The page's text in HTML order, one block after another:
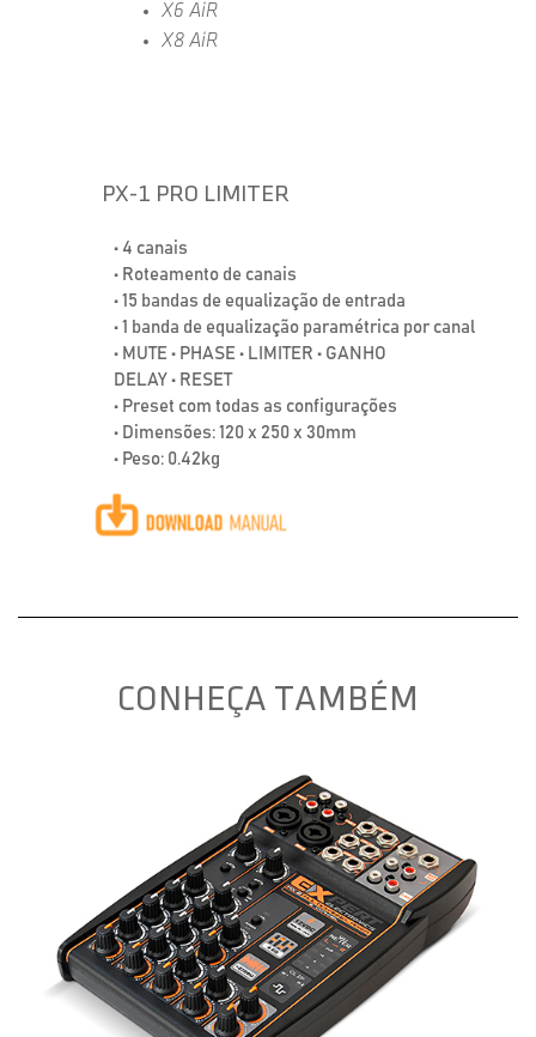
X6 AiR
X8 AiR
PX-1 PRO LIMITER
• 4 canais
• Roteamento de canais
• 15 bandas de equalização de entrada
• 1 banda de equalização paramétrica por canal
• MUTE • PHASE • LIMITER • GANHO
DELAY • RESET
• Preset com todas as configurações
• Dimensões: 120 x 250 x 30mm
• Peso: 0.42kg
CONHEÇA TAMBÉM